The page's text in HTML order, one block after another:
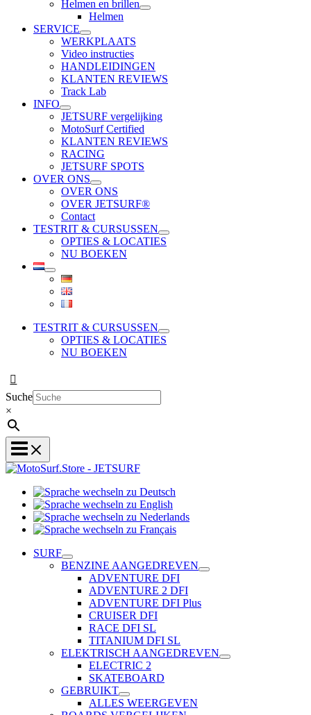
Helmen en brillen
Helmen
SERVICE
WERKPLAATS
Video instructies
HANDLEIDINGEN
KLANTEN REVIEWS
Track Lab
INFO
JETSURF vergelijking
MotoSurf Certified
KLANTEN REVIEWS
RACING
JETSURF SPOTS
OVER ONS
OVER ONS
OVER JETSURF®
Contact
TESTRIT & CURSUSSEN
OPTIES & LOCATIES
NU BOEKEN
TESTRIT & CURSUSSEN
OPTIES & LOCATIES
NU BOEKEN
Suche
×
zu
Deutsch
wechseln
zu
Sprache
Sprache
Français
SURF
BENZINE AANGEDREVEN
ADVENTURE DFI
ADVENTURE 2 DFI
ADVENTURE DFI Plus
CRUISER DFI
RACE DFI SL
TITANIUM DFI SL
ELEKTRISCH AANGEDREVEN
ELECTRIC 2
SKATEBOARD
GEBRUIKT
ALLES WEERGEVEN